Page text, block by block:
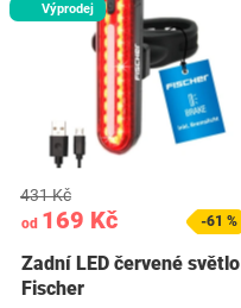
Výprodej
od 169 Kč
431 Kč
-61 %
Zadní LED červené světlo
Fischer